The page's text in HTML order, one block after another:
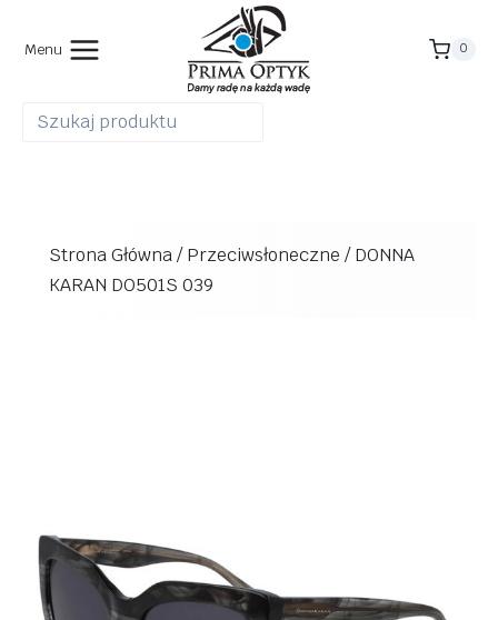
Menu 0
Strona Główna/Przeciwsłoneczne /DONNA
KARAN DO501S 039